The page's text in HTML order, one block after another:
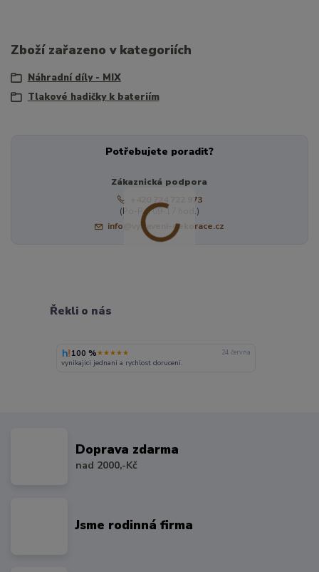
Zboží zařazeno v kategoriích
Náhradní díly - MIX
Tlakové hadičky k bateriím
Potřebujete poradit?
Zákaznická podpora
+420 724 722 973
(Po-Pá, 09-17 hod.)
info@vybaveni-dekorace.cz
Řekli o nás
100 %★★★★★ 24. června
vynikajici jednani a rychlost doruceni.
Doprava zdarma
nad 2000,-Kč
Jsme rodinná firma